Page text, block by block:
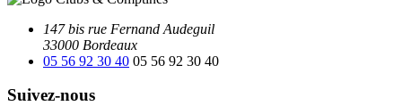
147 bis rue Fernand Audeguil
33000 Bordeaux
05 56 92 30 40 05 56 92 30 40
Suivez-nous